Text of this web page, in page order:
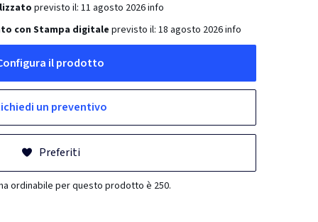
previsto il: 11 agosto 2026info
con Stampa digitale previsto il: 18 agosto 2026info
il prodotto
un preventivo
Preferiti
ordinabile per questo prodotto è 250.